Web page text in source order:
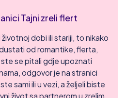
Tajni zreli flert
dobi ili stariji, to nikako
od romantike, flerta,
se pitali gdje upoznati
odgovor je na stranici
sami ili u vezi, a željeli biste
život sa partnerom u zrelim